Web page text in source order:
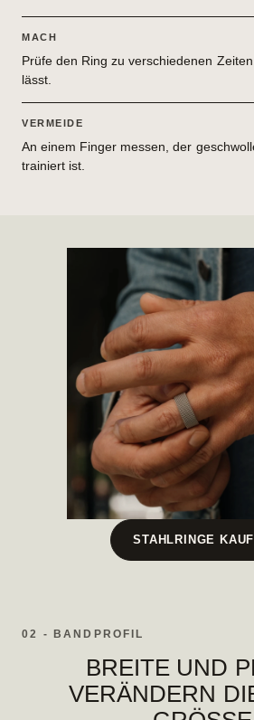
MACH
Prüfe den Ring zu verschiedenen
lässt.
VERMEIDE
An einem Finger messen, der
trainiert ist.
STAHLRINGE
02 - BANDPROFIL
BREITE UND
VERÄNDERN